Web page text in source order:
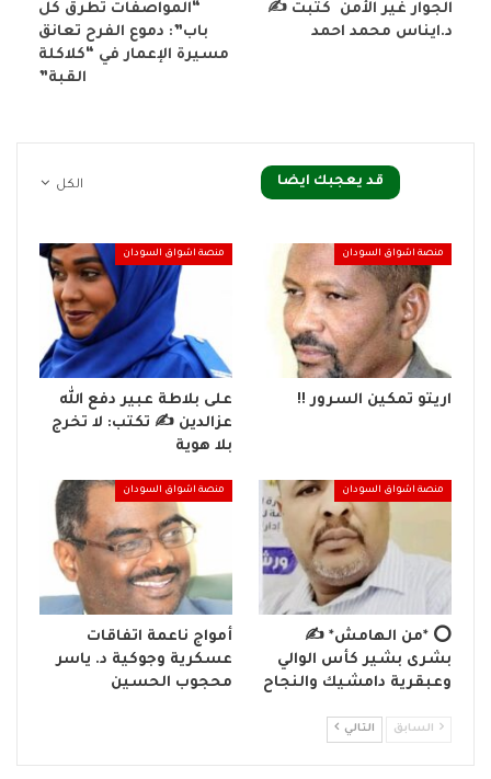
الجوار غير الأمن كتبت ✍
د.ايناس محمد احمد
“المواصفات تطرق كل
باب”: دموع الفرح تعانق
مسيرة الإعمار في “كلاكلة
القبة”
الكل قد يعجبك ايضا
منصة اشواق السودان
اريتو تمكين السرور !!
منصة اشواق السودان
على بلاطة عبير دفع الله
عزالدين ✍️ تكتب: لا تخرج
بلا هوية
منصة اشواق السودان
⭕ *من الهامش* ✍️
بشرى بشير كأس الوالي
وعبقرية دامشيك والنجاح
منصة اشواق السودان
أمواج ناعمة اتفاقات
عسكرية وجوكية د. ياسر
محجوب الحسين
السابق التالي